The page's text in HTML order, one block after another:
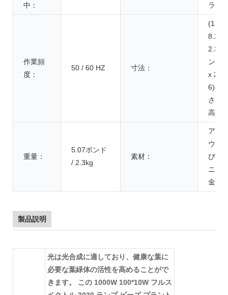
中：
ラッ
作業頻
度：
50 / 60 HZ 寸法：
8.27 x
2.36)
ンチ
x 21 x
6)cm
さ x
高さ)
重量：
5.07ポンド
/ 2.3kg
素材：
アル
ウム
びア
ニウ
金
製品説明
光は光合成に適しており、健康な葉に
必要な葉緑体の活性を高めることがで
きます。 この 1000W 100*10W フルス